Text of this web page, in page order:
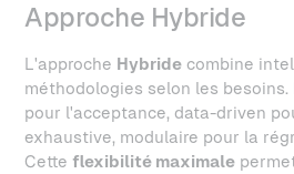
Approche Hybride
L'approche Hybride combine
méthodologies selon les besoins.
pour l'acceptance, data-driven
exhaustive, modulaire pour la
Cette flexibilité maximale